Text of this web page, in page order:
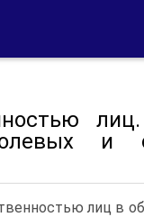
и
лиц в